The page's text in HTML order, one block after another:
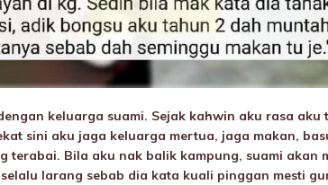
keluarga suami. Sejak kahwin aku rasa aku
sini aku jaga keluarga mertua, jaga makan,
terabai. Bila aku nak balik kampung, suami akan
larang sebab dia kata kuali pinggan mesti